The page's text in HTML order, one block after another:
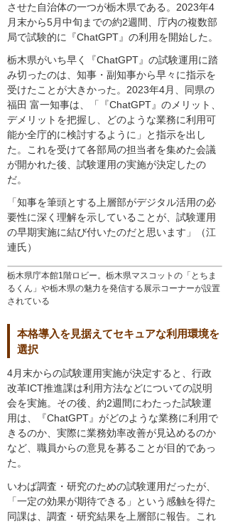
栃木県庁本館1階ロビー。栃木県マスコットの「とちま
るくん」や栃木県の魅力を発信する展示コーナーが設置
されている
させた自治体の一つが栃木県である。2023年4
月末から5月中旬までの約2週間、庁内の複数部
局で試験的に『ChatGPT』の利用を開始した。
栃木県がいち早く『ChatGPT』の試験運用に踏
み切ったのは、知事・副知事から早々に指示を
受けたことが大きかった。2023年4月、同県の
福田 富一知事は、「『ChatGPT』のメリット、
デメリットを把握し、どのような業務に利用可
能か全庁的に検討するように」と指示を出し
た。これを受けて各部局の担当者を集めた会議
が開かれた後、試験運用の実施が決定したの
だ。
「知事を筆頭とする上層部がデジタル活用の必
要性に深く理解を示していることが、試験運用
の早期実施に結び付いたのだと思います」（江
連氏）
本格導入を見据えてセキュアな利用環境を
選択
4月末からの試験運用実施が決定すると、行政
改革ICT推進課は利用方法などについての説明
会を実施。その後、約2週間にわたった試験運
用は、『ChatGPT』がどのような業務に利用で
きるのか、実際に業務効率改善が見込めるのか
など、職員からの意見を募ることが目的であっ
た。
いわば調査・研究のための試験運用だったが、
「一定の効果が期待できる」という感触を得た
同課は、調査・研究結果を上層部に報告。これ